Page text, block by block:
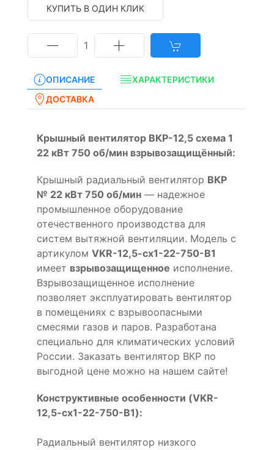
КУПИТЬ В ОДИН КЛИК
1
ОПИСАНИЕ
ХАРАКТЕРИСТИКИ
ДОСТАВКА
Крышный вентилятор ВКР-12,5 схема 1
22 кВт 750 об/мин взрывозащищённый:
Крышный радиальный вентилятор ВКР
№ 22 кВт 750 об/мин — надежное
промышленное оборудование
отечественного производства для
систем вытяжной вентиляции. Модель с
артикулом VKR-12,5-cx1-22-750-B1
имеет взрывозащищенное исполнение.
Взрывозащищенное исполнение
позволяет эксплуатировать вентилятор
в помещениях с взрывоопасными
смесями газов и паров. Разработана
специально для климатических условий
России. Заказать вентилятор ВКР по
выгодной цене можно на нашем сайте!
Конструктивные особенности (VKR-
12,5-cx1-22-750-B1):
Радиальный вентилятор низкого